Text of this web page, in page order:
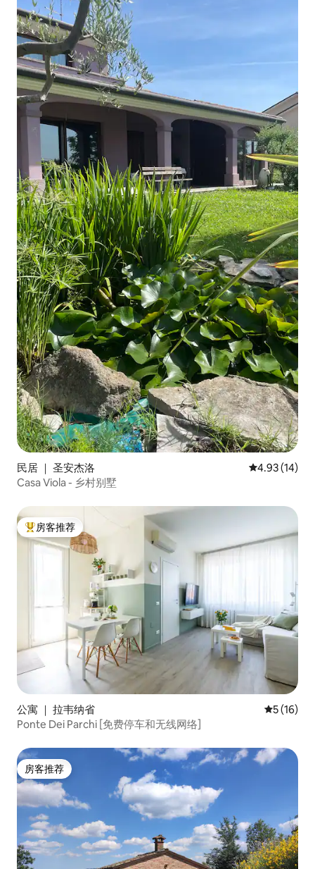
民居 ｜ 圣安杰洛 平均评分
4.93 (14)
Casa Viola - 乡村别墅
热门「房客推荐」
房客推荐
公寓 ｜ 拉韦纳省 平均评分
5 (16)
Ponte Dei Parchi [免费停车和无线网络]
房客推荐
房客推荐